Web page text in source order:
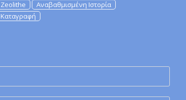
Zeolithe
Αναβαθμισμένη Ιστορία
Καταγραφή